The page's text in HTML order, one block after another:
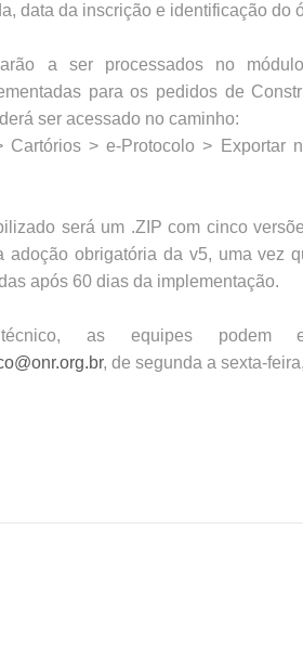
data da inscrição e identificação do
a ser processados no
para os pedidos de
ser acessado no caminho:
Cartórios > e-Protocolo > Exportar
será um .ZIP com cinco
adoção obrigatória da v5, uma vez
após 60 dias da implementação.
as equipes
, de segunda a sexta-